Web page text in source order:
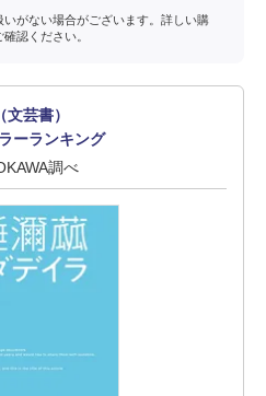
がない場合がございます。詳しい購
認ください。
文芸書）
ーランキング
調べ